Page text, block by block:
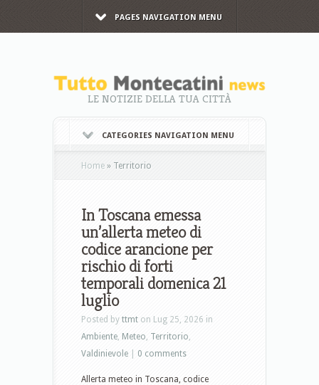
PAGES NAVIGATION MENU
LE NOTIZIE DELLA TUA CITTÀ
CATEGORIES NAVIGATION MENU
Home » Territorio
In Toscana emessa
un’allerta meteo di
codice arancione per
rischio di forti
temporali domenica 21
luglio
Posted by ttmt on Lug 25, 2026 in
Ambiente, Meteo, Territorio,
Valdinievole
0 comments
Allerta meteo in Toscana, codice